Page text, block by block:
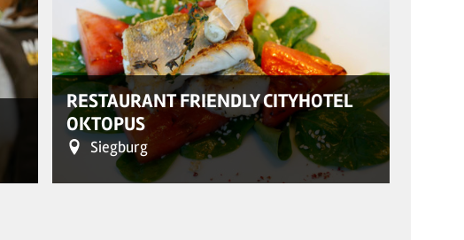
RESTAURANT FRIENDLY CITYHOTEL
OKTOPUS
Siegburg